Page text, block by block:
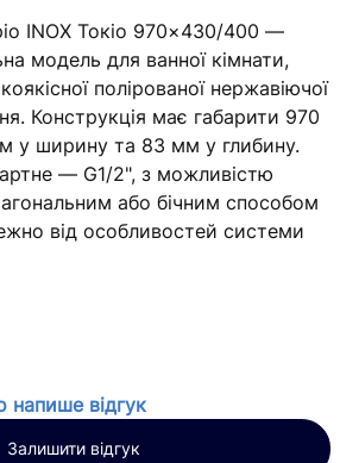
INOX Токіо 970×430/400 —
модель для ванної кімнати,
полірованої нержавіючої
Конструкція має габарити 970
у ширину та 83 мм у глибину.
— G1/2", з можливістю
або бічним способом
від особливостей системи
напише відгук
Залишити відгук